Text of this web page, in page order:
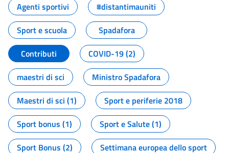
Agenti sportivi
#distantimauniti
Sport e scuola
Spadafora
Contributi
COVID-19 (2)
maestri di sci
Ministro Spadafora
Maestri di sci (1)
Sport e periferie 2018
Sport bonus (1)
Sport e Salute (1)
Sport Bonus (2)
Settimana europea dello sport